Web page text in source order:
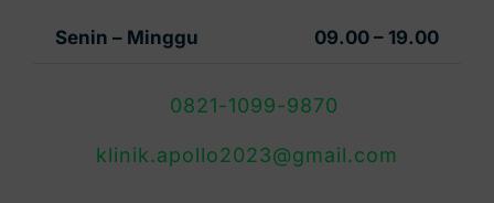
Senin – Minggu 09.00 – 19.00
0821-1099-9870
klinik.apollo2023@gmail.com